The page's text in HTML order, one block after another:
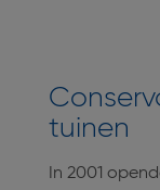
tuinen
In 2001